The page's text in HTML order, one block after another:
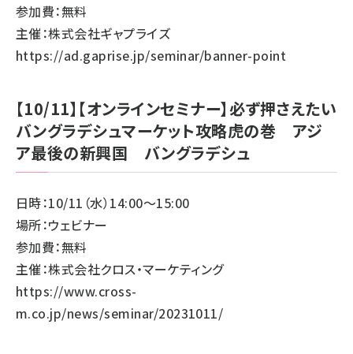
参加費：無料
主催：株式会社ギャプライズ
https://ad.gaprise.jp/seminar/banner-point
【10/11】【オンラインセミナー】必ず押さえたい
バングラデシュマーケット攻略虎の巻 アジ
ア最後の新興国 バングラデシュ
日時：10/11（水）14:00～15:00
場所：ウェビナー
参加費：無料
主催：株式会社クロス・マーケティング
https://www.cross-
m.co.jp/news/seminar/20231011/